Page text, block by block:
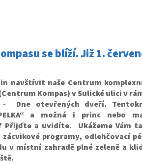
se blíží. Již 1.
navštívit naše Centrum
Kompas) v Sulické ulici v
- Dne otevřených dveří.
a možná i princ nebo
Přijďte a uvidíte. Ukážeme Vám
programy, odlehčovací
v místní zahradě plné zeleně a